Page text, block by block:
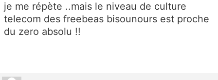
je me répète ..mais le niveau de culture
telecom des freebeas bisounours est proche
du zero absolu !!